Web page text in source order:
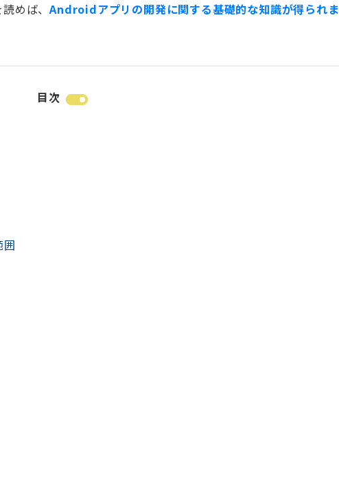
読めば、Androidアプリの開発に関する基礎的な知識が得られま
目次